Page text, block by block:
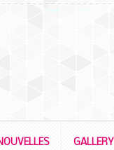
GALLERY